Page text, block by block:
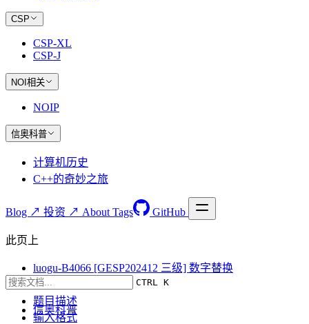
CSP
CSP-XL
CSP-J
NOI相关
NOIP
信奥科普
计算机历史
C++的奇妙之旅
Blog ↗ 投资 ↗ About Tags GitHub
CTRL K
信奥科普
此页上
luogu-B4066 [GESP202412 三级] 数字替换
题目要求
题目描述
输入格式